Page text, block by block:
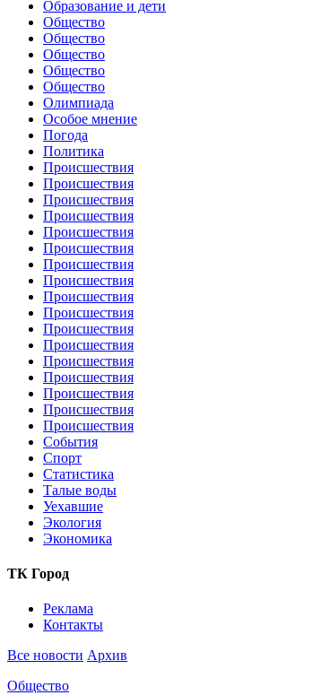
Образование и дети
Общество
Общество
Общество
Общество
Общество
Олимпиада
Особое мнение
Погода
Политика
Происшествия
Происшествия
Происшествия
Происшествия
Происшествия
Происшествия
Происшествия
Происшествия
Происшествия
Происшествия
Происшествия
Происшествия
Происшествия
Происшествия
Происшествия
Происшествия
Происшествия
События
Спорт
Статистика
Талые воды
Уехавшие
Экология
Экономика
ТК Город
Реклама
Контакты
Все новости Архив
Общество